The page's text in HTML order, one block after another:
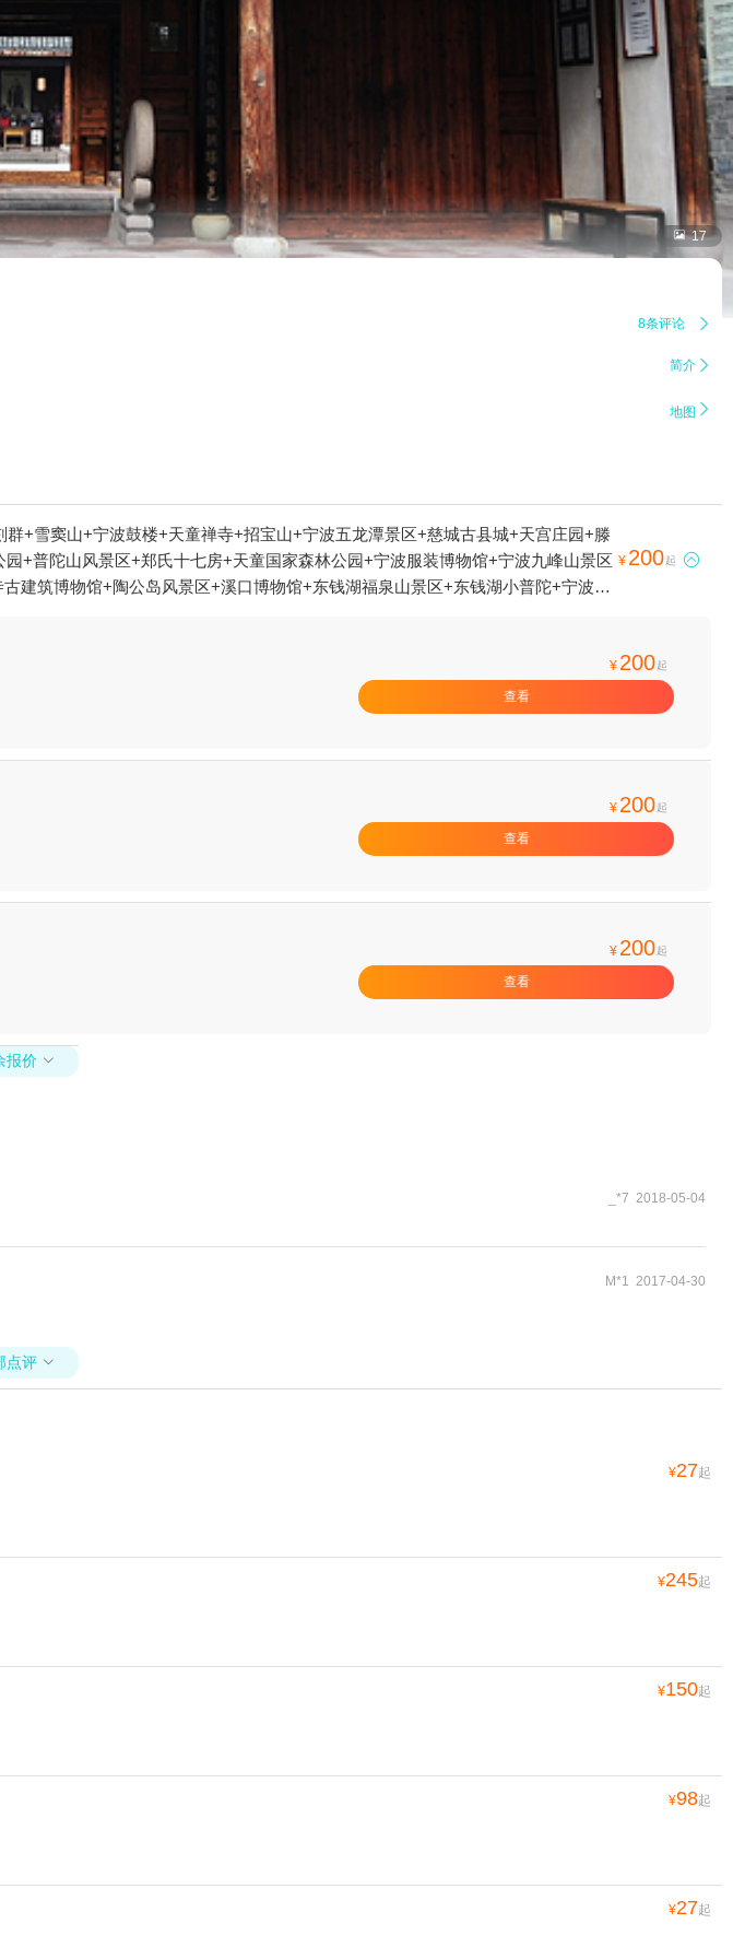
 17
8条评论 
简介 
地图 
+雪窦山+宁波鼓楼+天童禅寺+招宝山+宁波五龙潭景区+慈城古县城+天宫庄园+滕
+普陀山风景区+郑氏十七房+天童国家森林公园+宁波服装博物馆+宁波九峰山景区
建筑博物馆+陶公岛风景区+溪口博物馆+东钱湖福泉山景区+东钱湖小普陀+宁波帮
外滩+五磊寺+宁波三江口+千丈岩+白水冲瀑布+四明山庄+溪口斑竹漂流+石浦捕
雪文化节+宁波天意游泳培训+宁波3D蜡像展+杭州湾海皮岛水世界+四明湖开元山
+慈城校士馆+宁波方特东方神画+宁波本地玩乐+象山御海湾沙滩+岩头古村奇遇
溪口》民国文化演艺秀+东海半边山旅游度假区+宁波观澜休闲农庄+象山月泉湾温
口杜鹃谷森林公园+宁波蓬莱岛+艇好玩帆船营地(象山店)+石浦老街+梅山湾沙滩
湾鹿遇森林乐园+象山游船出海基地+浙江(四明山)抗日根据地旧址群+慈城古建筑
¥ 200起 
¥ 200起
查看
¥ 200起
查看
¥ 200起
查看
报价 
_*7 2018-05-04
M*1 2017-04-30
点评 
¥27起
¥245起
¥150起
¥98起
¥27起